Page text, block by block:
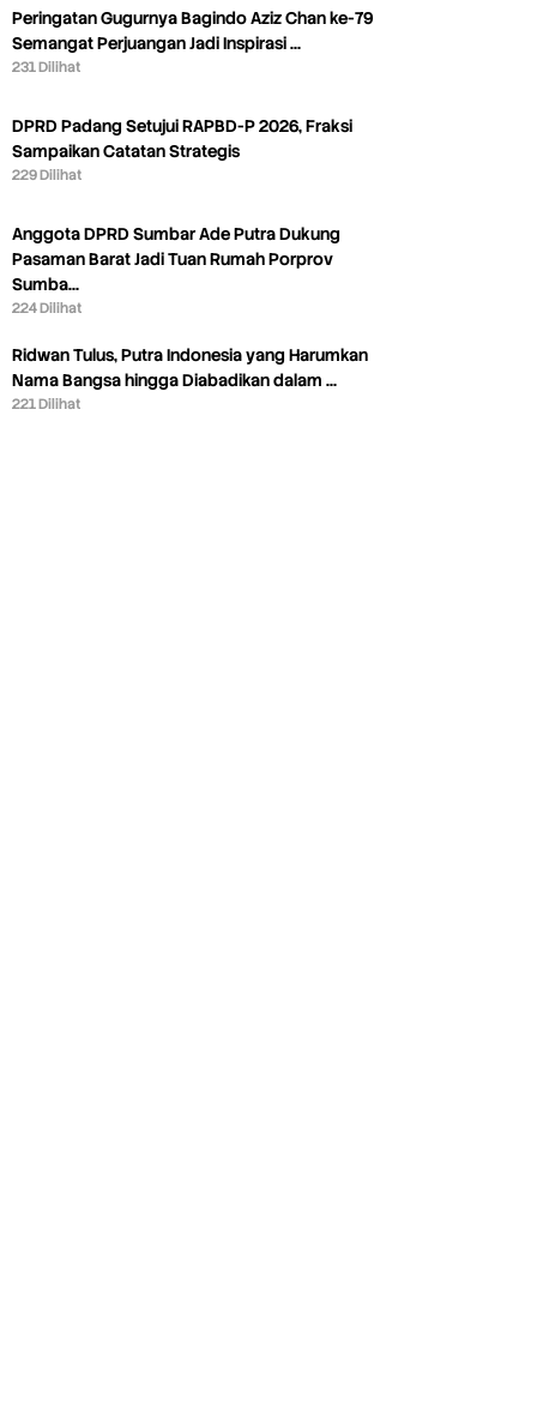
Peringatan Gugurnya Bagindo Aziz Chan ke-79
Semangat Perjuangan Jadi Inspirasi …
231 Dilihat
DPRD Padang Setujui RAPBD-P 2026, Fraksi
Sampaikan Catatan Strategis
229 Dilihat
Anggota DPRD Sumbar Ade Putra Dukung
Pasaman Barat Jadi Tuan Rumah Porprov
Sumba…
224 Dilihat
Ridwan Tulus, Putra Indonesia yang Harumkan
Nama Bangsa hingga Diabadikan dalam …
221 Dilihat